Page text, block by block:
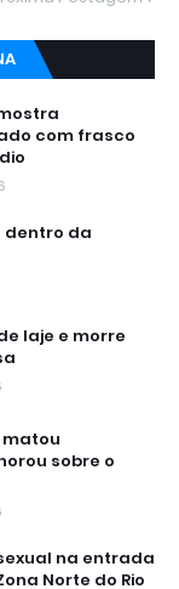
com frasco
dentro da
laje e morre
sobre o
na entrada
Norte do Rio